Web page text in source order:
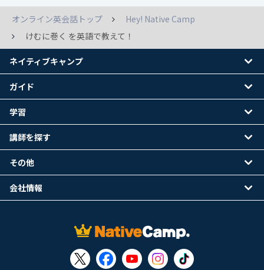
オンライン英会話トップ
Hey! Native Camp
けむに巻く を英語で教えて！
ネイティブキャンプ
ガイド
学習
講師を探す
その他
会社情報